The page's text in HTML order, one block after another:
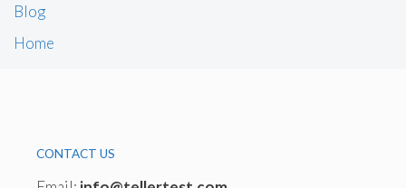
Blog
Home
CONTACT US